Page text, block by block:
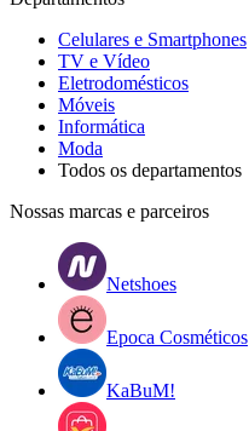
Celulares e Smartphones
TV e Vídeo
Eletrodomésticos
Móveis
Informática
Moda
Todos os departamentos
Nossas marcas e parceiros
Netshoes
Epoca Cosméticos
KaBuM!